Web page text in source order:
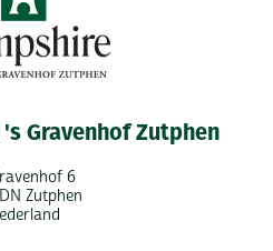
Gravenhof Zutphen
6
Zutphen